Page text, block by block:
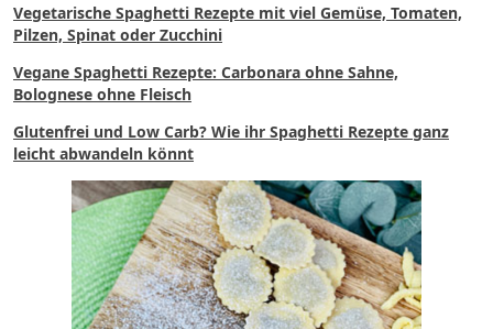
Vegetarische Spaghetti Rezepte mit viel Gemüse, Tomaten,
Pilzen, Spinat oder Zucchini
Vegane Spaghetti Rezepte: Carbonara ohne Sahne,
Bolognese ohne Fleisch
Glutenfrei und Low Carb? Wie ihr Spaghetti Rezepte ganz
leicht abwandeln könnt